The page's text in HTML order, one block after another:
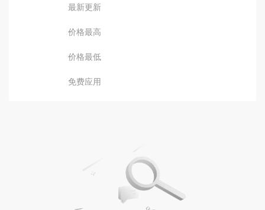
最新更新
价格最高
价格最低
免费应用